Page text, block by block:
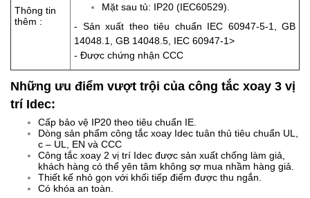
Thông tin
thêm :
Mặt sau tủ: IP20 (IEC60529).
- Sản xuất theo tiêu chuẩn IEC 60947-5-1, GB
14048.1, GB 14048.5, IEC 60947-1>
- Được chứng nhận CCC
Những ưu điểm vượt trội của công tắc xoay 3 vị
trí Idec:
Cấp bảo vệ IP20 theo tiêu chuẩn IE.
Dòng sản phẩm công tắc xoay Idec tuân thủ tiêu chuẩn UL,
c – UL, EN và CCC
Công tắc xoay 2 vị trí Idec được sản xuất chống làm giả,
khách hàng có thể yên tâm không sợ mua nhầm hàng giả.
Thiết kế nhỏ gọn với khối tiếp điểm được thu ngắn.
Có khóa an toàn.